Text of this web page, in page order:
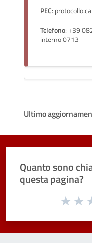
PEC:
Telefono: +39
interno 0713
Ultimo
Quanto sono
questa pagina?
Valuta da 1 a 5 stelle la